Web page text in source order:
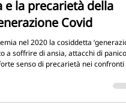
ci ha lasciato indietro:
e la precarietà della
Covid
nel 2020 la cosiddetta
senso di precarietà nei confronti